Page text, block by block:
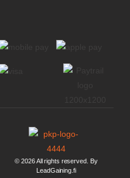
© 2026 All rights reserved. By
LeadGaining.fi